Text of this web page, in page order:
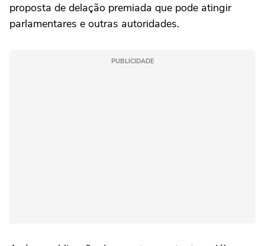
proposta de delação ‌premiada que pode atingir
⁠parlamentares e outras autoridades.
PUBLICIDADE